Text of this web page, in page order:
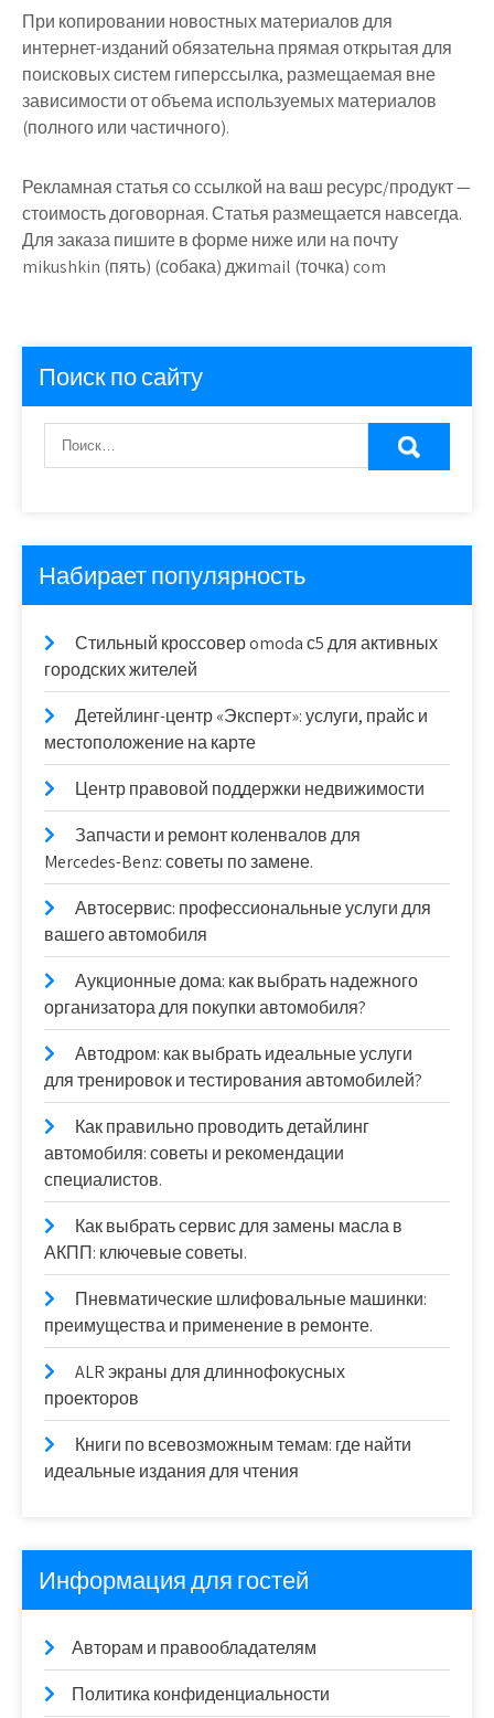
При копировании новостных материалов для
интернет-изданий обязательна прямая открытая для
поисковых систем гиперссылка, размещаемая вне
зависимости от объема используемых материалов
(полного или частичного).
Рекламная статья со ссылкой на ваш ресурс/продукт —
стоимость договорная. Статья размещается навсегда.
Для заказа пишите в форме ниже или на почту
mikushkin (пять) (собака) джиmail (точка) com
Поиск по сайту
Набирает популярность
Стильный кроссовер omoda с5 для активных
городских жителей
Детейлинг-центр «Эксперт»: услуги, прайс и
местоположение на карте
Центр правовой поддержки недвижимости
Запчасти и ремонт коленвалов для
Mercedes-Benz: советы по замене.
Автосервис: профессиональные услуги для
вашего автомобиля
Аукционные дома: как выбрать надежного
организатора для покупки автомобиля?
Автодром: как выбрать идеальные услуги
для тренировок и тестирования автомобилей?
Как правильно проводить детайлинг
автомобиля: советы и рекомендации
специалистов.
Как выбрать сервис для замены масла в
АКПП: ключевые советы.
Пневматические шлифовальные машинки:
преимущества и применение в ремонте.
ALR экраны для длиннофокусных
проекторов
Книги по всевозможным темам: где найти
идеальные издания для чтения
Информация для гостей
Авторам и правообладателям
Политика конфиденциальности